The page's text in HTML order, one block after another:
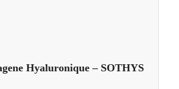
Hyaluronique – SOTHYS